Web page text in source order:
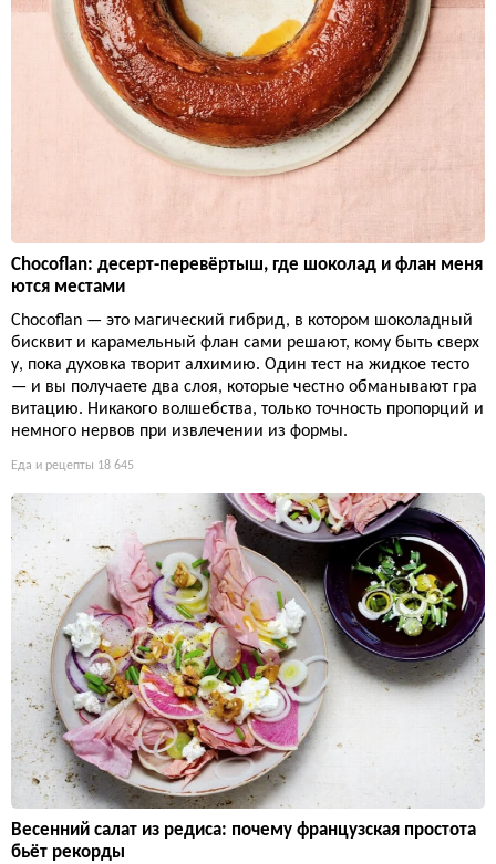
Chocoflan: десерт-перевёртыш, где шоколад и флан меня
ются местами
Chocoflan — это магический гибрид, в котором шоколадный
бисквит и карамельный флан сами решают, кому быть сверх
у, пока духовка творит алхимию. Один тест на жидкое тесто
— и вы получаете два слоя, которые честно обманывают гра
витацию. Никакого волшебства, только точность пропорций и
немного нервов при извлечении из формы.
Еда и рецепты 18 645
Весенний салат из редиса: почему французская простота
бьёт рекорды